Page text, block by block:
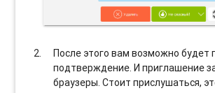
После этого вам возможно будет
подтверждение. И приглашение
браузеры. Стоит прислушаться,